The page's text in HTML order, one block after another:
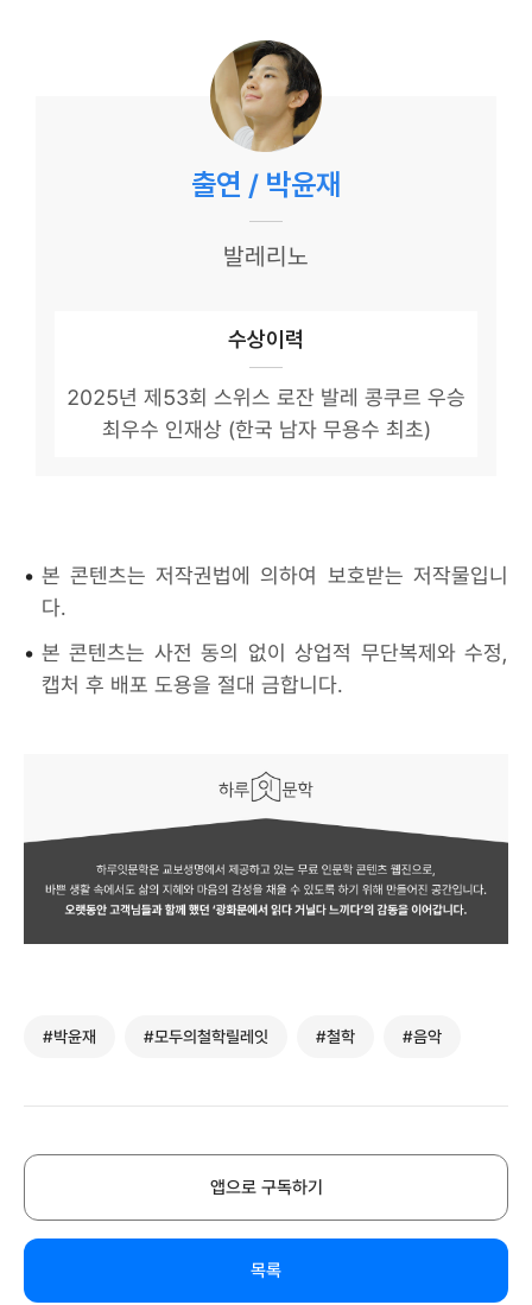
출연 / 박윤재
발레리노
수상이력
2025년 제53회 스위스 로잔 발레 콩쿠르 우승
최우수 인재상 (한국 남자 무용수 최초)
• 본 콘텐츠는 저작권법에 의하여 보호받는 저작물입니
다.
• 본 콘텐츠는 사전 동의 없이 상업적 무단복제와 수정,
캡처 후 배포 도용을 절대 금합니다.
#박윤재 #모두의철학릴레잇 #철학 #음악
앱으로 구독하기
목록